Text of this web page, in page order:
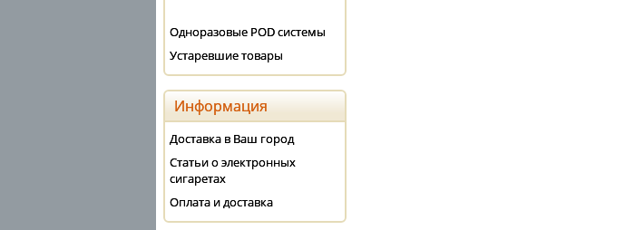
Одноразовые POD системы
Устаревшие товары
Информация
Доставка в Ваш город
Статьи о электронных
сигаретах
Оплата и доставка